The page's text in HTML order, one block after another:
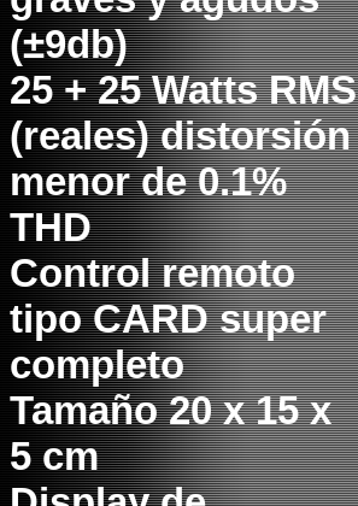
(±9db)
25 + 25 Watts RMS
(reales) distorsión
menor de 0.1%
THD
Control remoto
tipo CARD super
completo
Tamaño 20 x 15 x
5 cm